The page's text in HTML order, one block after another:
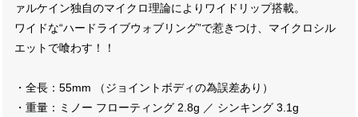
ァルケイン独自のマイクロ理論によりワイドリップ搭載。
ワイドな“ハードライブウォブリング”で惹きつけ、マイクロシル
エットで喰わす！！
・全長：55mm （ジョイントボディの為誤差あり）
・重量：ミノー フローティング 2.8g ／ シンキング 3.1g